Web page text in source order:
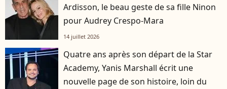
Ardisson, le beau geste de sa fille Ninon
pour Audrey Crespo-Mara
14 juillet 2026
Quatre ans après son départ de la Star
Academy, Yanis Marshall écrit une
nouvelle page de son histoire, loin du